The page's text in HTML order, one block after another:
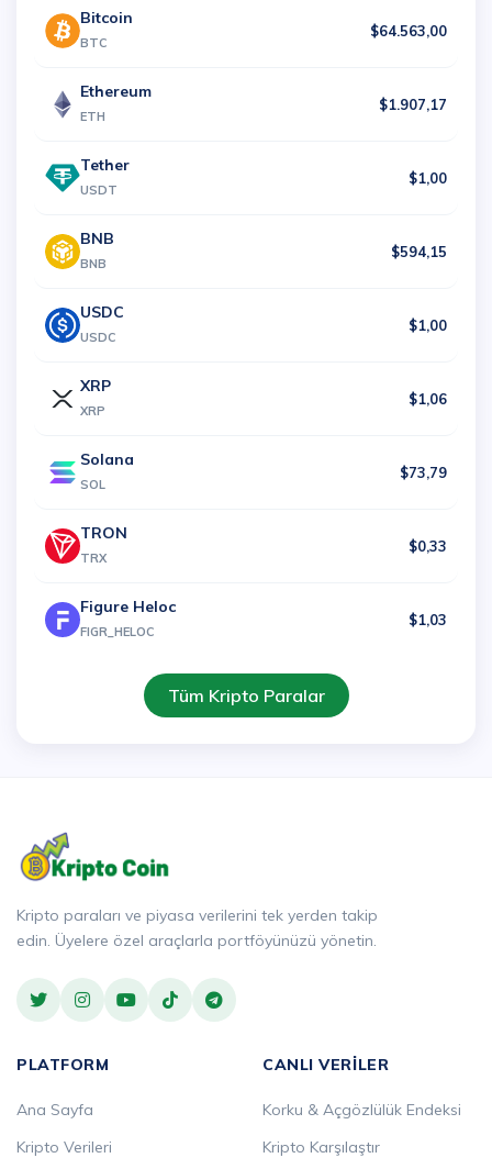
Bitcoin
BTC
$64.563,00
Ethereum
ETH
$1.907,17
Tether
USDT
$1,00
BNB
BNB
$594,15
USDC
USDC
$1,00
XRP
XRP
$1,06
Solana
SOL
$73,79
TRON
TRX
$0,33
Figure Heloc
FIGR_HELOC
$1,03
Tüm Kripto Paralar
Kripto paraları ve piyasa verilerini tek yerden takip
edin. Üyelere özel araçlarla portföyünüzü yönetin.
PLATFORM
Ana Sayfa
Kripto Verileri
CANLI VERILER
Korku & Açgözlülük Endeksi
Kripto Karşılaştır